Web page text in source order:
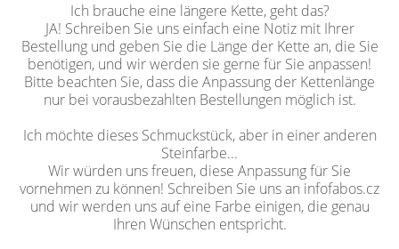
Ich brauche eine längere Kette, geht das?
JA! Schreiben Sie uns einfach eine Notiz mit Ihrer
Bestellung und geben Sie die Länge der Kette an, die Sie
benötigen, und wir werden sie gerne für Sie anpassen!
Bitte beachten Sie, dass die Anpassung der Kettenlänge
nur bei vorausbezahlten Bestellungen möglich ist.
Ich möchte dieses Schmuckstück, aber in einer anderen
Steinfarbe...
Wir würden uns freuen, diese Anpassung für Sie
vornehmen zu können! Schreiben Sie uns an infofabos.cz
und wir werden uns auf eine Farbe einigen, die genau
Ihren Wünschen entspricht.